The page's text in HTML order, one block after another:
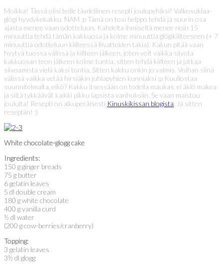
Moikka! Tässä olisi teille täydellinen resepti joulupyhiksi! Valkosuklaa-
glögi hyydykekakku. NAM :p Tämä on tosi helppo tehdä ja suurin osa
ajasta menee vaan odotteluun. Kahdelta ihmiseltä menee noin 15
minuuttia tehdä tämän kakkuosa ja kolme minuuttia glögikiilteeseen (+ 7
minuuttia odotteluun kiilteessä liivatteiden takia). Kakun pitää vaan
hyytyä tuossa välissä ja kiilteen jälkeen, joten voit vaikka siivota
kakkuosan teon jälkeen kolme tuntia, sitten tehdä kiilteen ja jatkaa
siivoamista vielä kaksi tuntia. Sitten kakku onkin jo valmis. Voihan siinä
välissä vaikka vetää hirsiäkin juhlapyhien kunniaksi :p Kuullostaa
suunnitelmalta, eikö? Kakku itsessään on todella maukas, ei äklö makea
ja siitä tykkäävät kaikki pikku lapsista vanhuksiin. Se vaan maistuu
joululta! Resepti on alkuperäisesti Kinuskikissan blogista . Ja sitten
reseptiin! :)
White chocolate-glogg cake
Ingredients:
150 g ginger breads
75 g butter
6 gelatin leaves
5 dl double cream
180 g white chocolate
400 g vanilla curd
½ dl water
(200 g cow-berries/cranberry)
Topping:
3 gelatin leaves
3½ dl glogg